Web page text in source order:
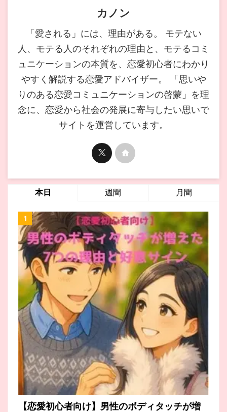
カノン
「愛される」には、理由がある。 モテない
人、モテる人のそれぞれの理由と、モテるコミ
ュニケーションの本質を、恋愛初心者にわかり
やすく解説する恋愛アドバイザー。 「思いや
りのある恋愛コミュニケーションの啓蒙」を理
念に、恋愛から社会の発展に寄与したい思いで
サイトを運営しています。
本日 週間 月間
【恋愛初心者向け】男性のボディタッチが増